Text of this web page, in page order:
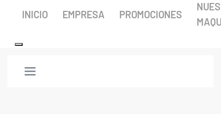
INICIO EMPRESA PROMOCIONES